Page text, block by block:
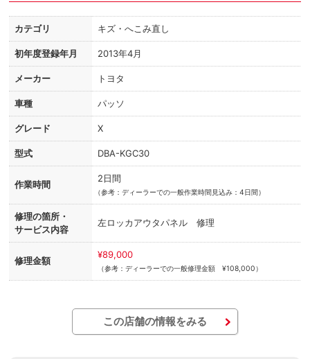
カテゴリ キズ・へこみ直し
初年度登録年月 2013年4月
メーカー トヨタ
車種 パッソ
グレード X
型式 DBA-KGC30
作業時間
2日間
（参考：ディーラーでの一般作業時間見込み：4日間）
修理の箇所・
サービス内容
左ロッカアウタパネル 修理
修理金額
¥89,000
（参考：ディーラーでの一般修理金額 ¥108,000）
この店舗の情報をみる